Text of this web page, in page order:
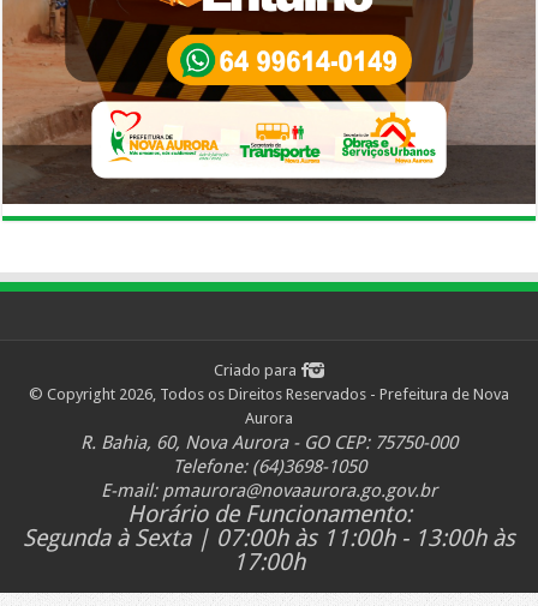
Criado para
© Copyright 2026, Todos os Direitos Reservados - Prefeitura de Nova
Aurora
R. Bahia, 60, Nova Aurora - GO CEP: 75750-000
Telefone: (64)3698-1050
E-mail: pmaurora@novaaurora.go.gov.br
Horário de Funcionamento:
Segunda à Sexta | 07:00h às 11:00h - 13:00h às
17:00h